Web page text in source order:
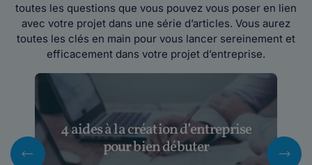
toutes les questions que vous pouvez vous poser en lien
avec votre projet dans une série d’articles. Vous aurez
toutes les clés en main pour vous lancer sereinement et
efficacement dans votre projet d’entreprise.
4 aides à la création d’entreprise
pour bien débuter